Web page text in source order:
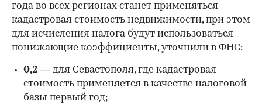
года во всех регионах станет применяться
кадастровая стоимость недвижимости, при этом
для исчисления налога будут использоваться
понижающие коэффициенты, уточнили в ФНС:
0,2 — для Севастополя, где кадастровая
стоимость применяется в качестве налоговой
базы первый год;